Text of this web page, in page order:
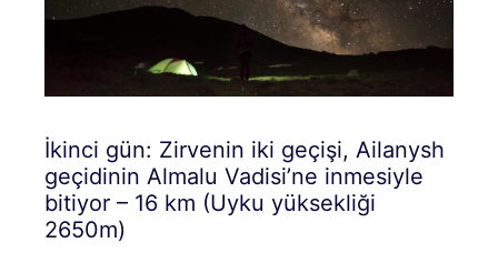
İkinci gün: Zirvenin iki geçişi, Ailanysh
geçidinin Almalu Vadisi’ne inmesiyle
bitiyor – 16 km (Uyku yüksekliği
2650m)